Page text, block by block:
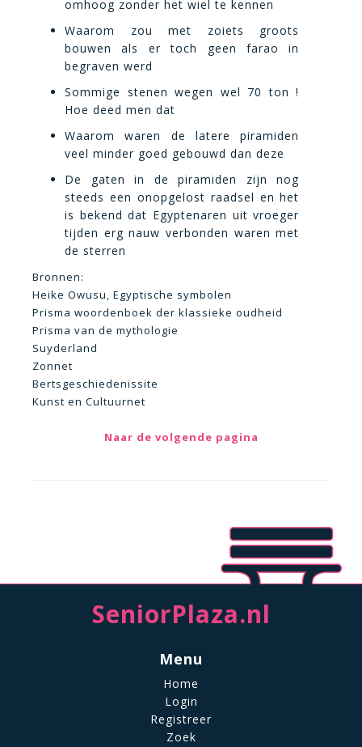
omhoog zonder het wiel te kennen
Waarom zou met zoiets groots
bouwen als er toch geen farao in
begraven werd
Sommige stenen wegen wel 70 ton !
Hoe deed men dat
Waarom waren de latere piramiden
veel minder goed gebouwd dan deze
De gaten in de piramiden zijn nog
steeds een onopgelost raadsel en het
is bekend dat Egyptenaren uit vroeger
tijden erg nauw verbonden waren met
de sterren
Bronnen:
Heike Owusu, Egyptische symbolen
Prisma woordenboek der klassieke oudheid
Prisma van de mythologie
Suyderland
Zonnet
Bertsgeschiedenissite
Kunst en Cultuurnet
Naar de volgende pagina
SeniorPlaza.nl
Menu
Home
Login
Registreer
Zoek